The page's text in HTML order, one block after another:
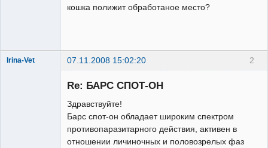
кошка полижит обработаное место?
2
Irina-Vet 07.11.2008 15:02:20
Re: БАРС СПОТ-ОН
Здравствуйте!
Барс спот-он обладает широким спектром
противопаразитарного действия, активен в
отношении личиночных и половозрелых фаз